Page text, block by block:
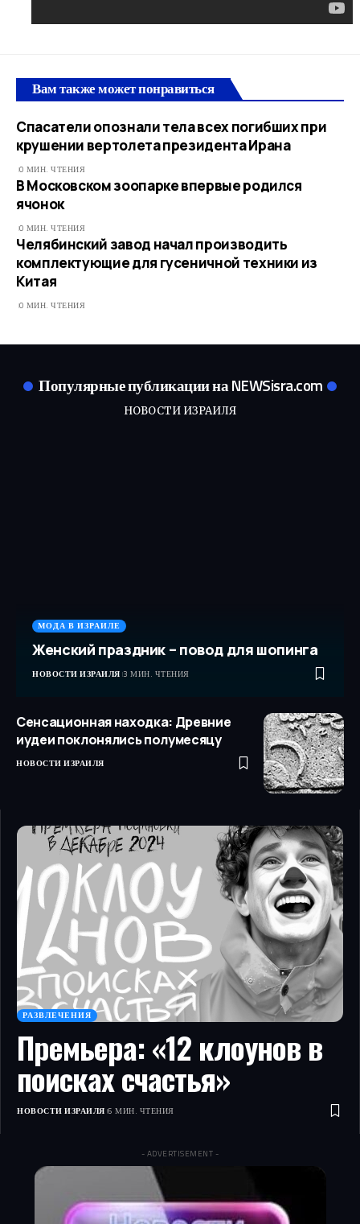
Вам также может понравиться
Спасатели опознали тела всех погибших при
крушении вертолета президента Ирана
0 МИН. ЧТЕНИЯ
В Московском зоопарке впервые родился
ячонок
0 МИН. ЧТЕНИЯ
Челябинский завод начал производить
комплектующие для гусеничной техники из
Китая
0 МИН. ЧТЕНИЯ
Популярные публикации на NEWSisra.com
НОВОСТИ ИЗРАИЛЯ
МОДА В ИЗРАИЛЕ
Женский праздник – повод для шопинга
НОВОСТИ ИЗРАИЛЯ 3 МИН. ЧТЕНИЯ
Сенсационная находка: Древние
иудеи поклонялись полумесяцу
НОВОСТИ ИЗРАИЛЯ
РАЗВЛЕЧЕНИЯ
Премьера: «12 клоунов в
поисках счастья»
НОВОСТИ ИЗРАИЛЯ 6 МИН. ЧТЕНИЯ
- ADVERTISEMENT -